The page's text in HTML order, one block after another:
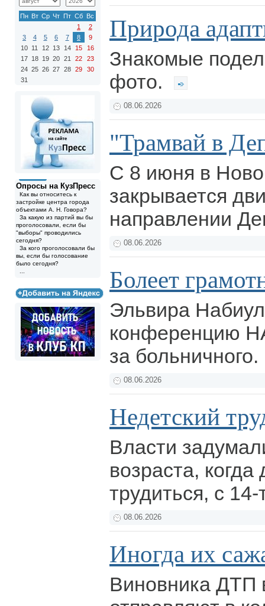
Пн Вт Ср Чт Пт Сб Вс
1
2
3
4 5 6 7 8
9
10 11 12 13 14 15
16
17 18 19 20 21 22
23
24 25 26 27 28 29
30
31
Опросы на КузПресс
Как вы относитесь к
застройке центра города
объектами А. Н. Говора?
За какую из партий вы бы
проголосовали, если бы
"выборы" проводились
сегодня?
За кого проголосовали бы
вы, если бы голосование
было сегодня?
Природа
Знакомые
фото.
08.06.2026
"Трамвай в
С 8 июня в
закрывается
направлении
08.06.2026
Болеет
Эльвира
конференцию
за больничного.
08.06.2026
Недетский
Власти
возраста, когда
трудиться, с
08.06.2026
Иногда их
Виновника ДТП